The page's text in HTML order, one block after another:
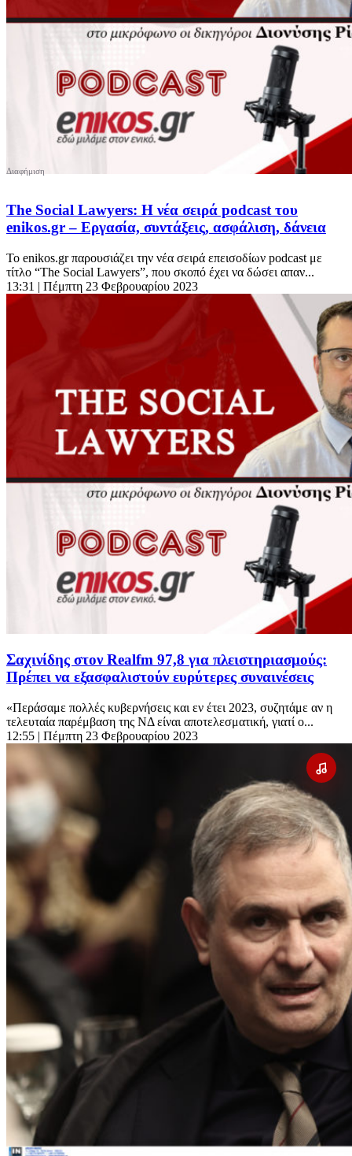
The Social Lawyers: Η νέα σειρά podcast του
enikos.gr – Εργασία, συντάξεις, ασφάλιση, δάνεια
Το enikos.gr παρουσιάζει την νέα σειρά επεισοδίων podcast με
τίτλο “The Social Lawyers”, που σκοπό έχει να δώσει απαν...
13:31 | Πέμπτη 23 Φεβρουαρίου 2023
Σαχινίδης στον Realfm 97,8 για πλειστηριασμούς:
Πρέπει να εξασφαλιστούν ευρύτερες συναινέσεις
«Περάσαμε πολλές κυβερνήσεις και εν έτει 2023, συζητάμε αν η
τελευταία παρέμβαση της ΝΔ είναι αποτελεσματική, γιατί ο...
12:55 | Πέμπτη 23 Φεβρουαρίου 2023